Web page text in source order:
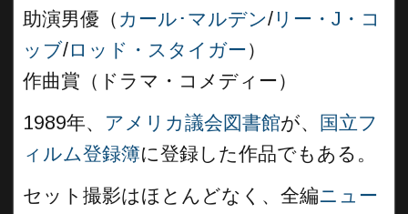
助演男優（ カール･マルデン/ リー・J・コ
ッブ/ロッド・スタイガー）
作曲賞（ドラマ・コメディー）
1989年、 アメリカ議会図書館が、
国立フ
ィルム登録簿に登録した作品でもある。
セット撮影はほとんどなく、全編ニュー